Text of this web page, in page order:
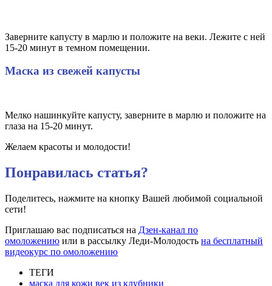
Заверните капусту в марлю и положите на веки. Лежите с ней
15-20 минут в темном помещении.
Маска из свежей капусты
Мелко нашинкуйте капусту, заверните в марлю и положите на
глаза на 15-20 минут.
Желаем красоты и молодости!
Понравилась статья?
Поделитесь, нажмите на кнопку Вашей любимой социальной
сети!
Приглашаю вас подписаться на Дзен-канал по
омоложению или в рассылку Леди-Молодость на бесплатный
видеокурс по омоложению
ТЕГИ
маска для кожи век из клубники